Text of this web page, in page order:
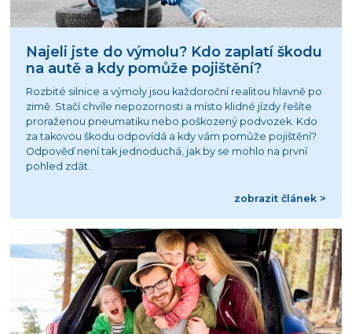
Najeli jste do výmolu? Kdo zaplatí škodu
na autě a kdy pomůže pojištění?
Rozbité silnice a výmoly jsou každoroční realitou hlavně po
zimě. Stačí chvíle nepozornosti a místo klidné jízdy řešíte
proraženou pneumatiku nebo poškozený podvozek. Kdo
za takovou škodu odpovídá a kdy vám pomůže pojištění?
Odpověď není tak jednoduchá, jak by se mohlo na první
pohled zdát.
zobrazit článek >